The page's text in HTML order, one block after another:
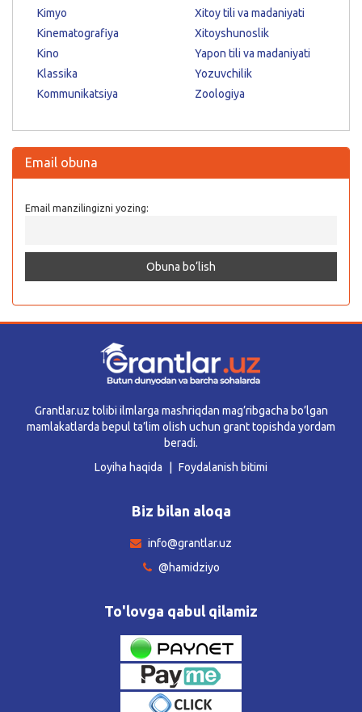
Kimyo
Kinematografiya
Kino
Klassika
Kommunikatsiya
Xitoy tili va madaniyati
Xitoyshunoslik
Yapon tili va madaniyati
Yozuvchilik
Zoologiya
Email obuna
Email manzilingizni yozing:
Grantlar.uz tolibi ilmlarga mashriqdan mag’ribgacha bo’lgan
mamlakatlarda bepul ta’lim olish uchun grant topishda yordam
beradi.
Loyiha haqida
Foydalanish bitimi
Biz bilan aloqa
info@grantlar.uz
@hamidziyo
To'lovga qabul qilamiz